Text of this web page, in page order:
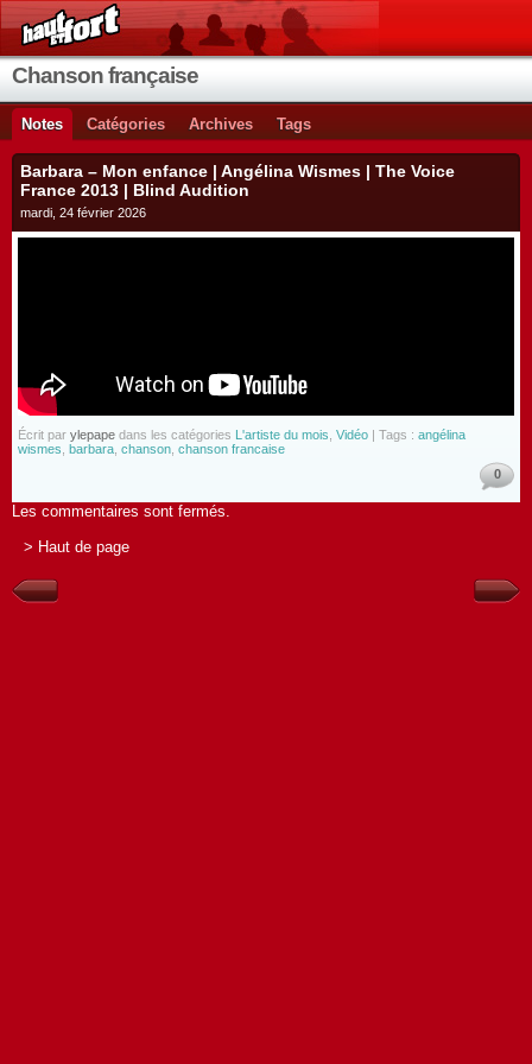
Chanson française
Notes Catégories Archives Tags
Barbara – Mon enfance | Angélina Wismes | The Voice
France 2013 | Blind Audition
mardi, 24 février 2026
Écrit par ylepape dans les catégories L'artiste du mois Vidéo | Tags : angélina
wismes barbara chanson chanson francaise
0
Les commentaires sont fermés.
> Haut de page